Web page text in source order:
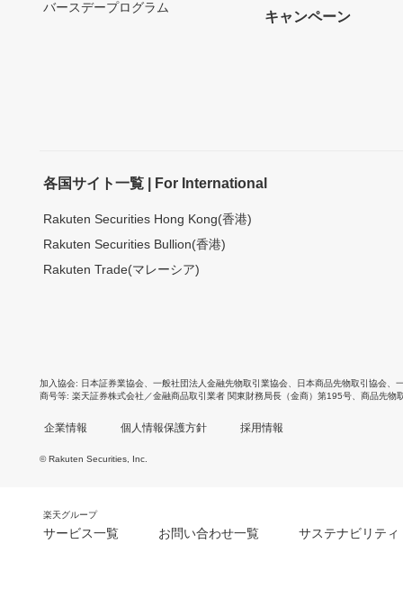
バースデープログラム
キャンペーン
各国サイト一覧 | For International
Rakuten Securities Hong Kong(香港)
Rakuten Securities Bullion(香港)
Rakuten Trade(マレーシア)
加入協会 日本証券業協会 一般社団法人金融先物取引業協会 日本商品先物取引協会
商号等 楽天証券株式会社／金融商品取引業者 関東財務局長（金商）第195号、商品先物
企業情報 個人情報保護方針 採用情報
© Rakuten Securities, Inc.
楽天グループ
サービス一覧 お問い合わせ一覧 サステナビリティ